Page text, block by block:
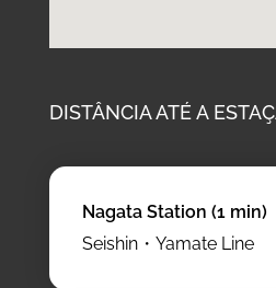
DISTÂNCIA ATÉ A
Nagata Station (1 min)
Seishin・Yamate Line